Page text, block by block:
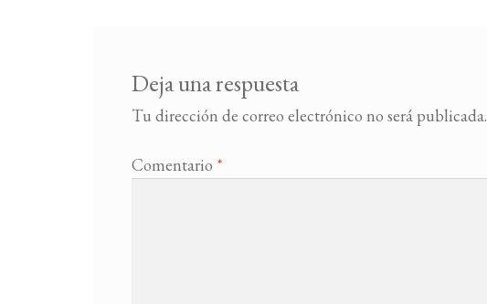
Deja una respuesta
Tu dirección de correo electrónico no será publicada.
Comentario *